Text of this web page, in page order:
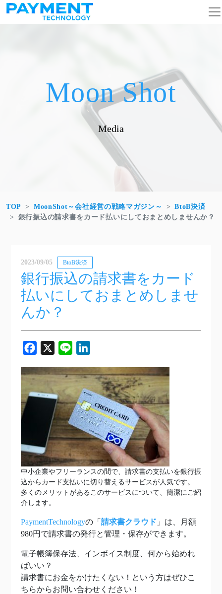
コンテンツへスキップ
メインナビゲーション
Moon Shot
Media
TOP MoonShot～会社経営の戦略マガジン～
BtoB決済
銀行振込の請求書をカード払いにしておまとめしませんか？
2023/09/05 BtoB決済
銀行振込の請求書をカード
払いにしておまとめしませ
んか？
Facebook
X Line
中小企業やフリーランスの間で、請求書の支払いを銀行振
込からカード支払いに切り替えるサービスが人気です。
多くのメリットがあるこのサービスについて、簡潔にご紹
介します。
PaymentTechnologyの「 請求書クラウド 」は、月額
980円で請求書の発行と管理・保存ができます。
電子帳簿保存法、インボイス制度、何から始めれ
ばいい？
請求書にお金をかけたくない！という方はぜひこ
ちらからお問い合わせください！